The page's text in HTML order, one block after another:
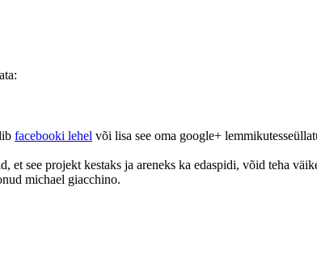
facebooki lehel või lisa see oma google+
see projekt kestaks ja areneks ka edaspidi, võid teha
michael giacchino.